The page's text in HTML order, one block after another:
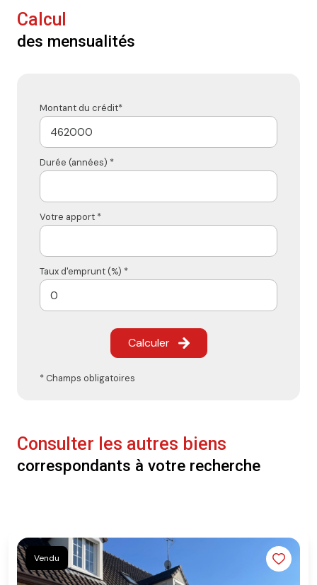
Calcul
des mensualités
Montant du crédit*
Durée (années) *
Votre apport *
Taux d'emprunt (%) *
Calculer
* Champs obligatoires
Consulter les autres biens
correspondants à votre recherche
Vendu